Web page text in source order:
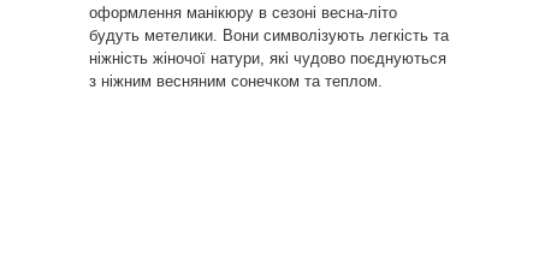
оформлення манікюру в сезоні весна-літо
будуть метелики. Вони символізують легкість та
ніжність жіночої натури, які чудово поєднуються
з ніжним весняним сонечком та теплом.